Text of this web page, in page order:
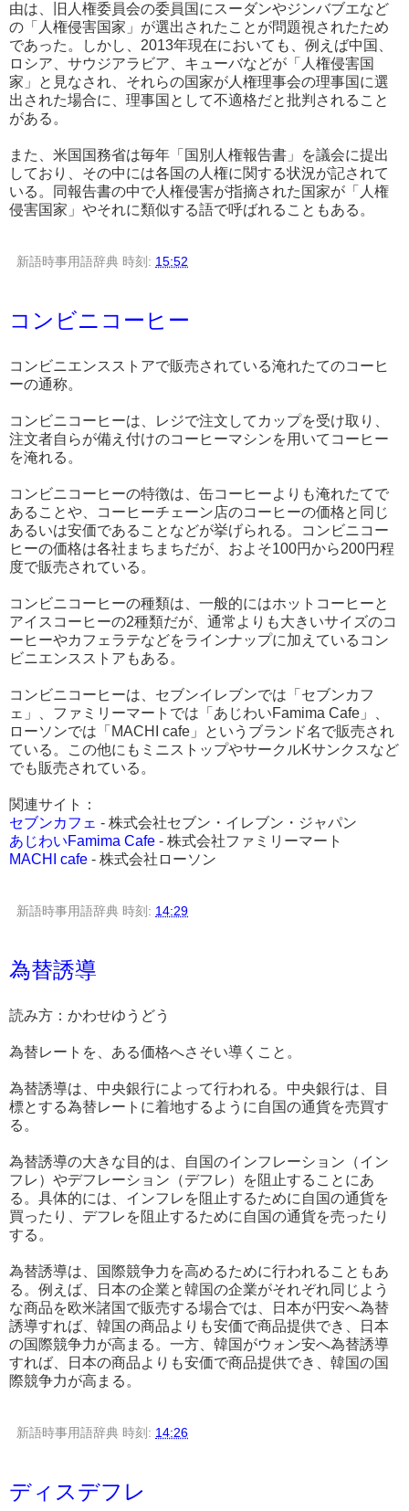
由は、旧人権委員会の委員国にスーダンやジンバブエなど
の「人権侵害国家」が選出されたことが問題視されたため
であった。しかし、2013年現在においても、例えば中国、
ロシア、サウジアラビア、キューバなどが「人権侵害国
家」と見なされ、それらの国家が人権理事会の理事国に選
出された場合に、理事国として不適格だと批判されること
がある。
また、米国国務省は毎年「国別人権報告書」を議会に提出
しており、その中には各国の人権に関する状況が記されて
いる。同報告書の中で人権侵害が指摘された国家が「人権
侵害国家」やそれに類似する語で呼ばれることもある。
新語時事用語辞典 時刻: 15:52
コンビニコーヒー
コンビニエンスストアで販売されている淹れたてのコーヒ
ーの通称。
コンビニコーヒーは、レジで注文してカップを受け取り、
注文者自らが備え付けのコーヒーマシンを用いてコーヒー
を淹れる。
コンビニコーヒーの特徴は、缶コーヒーよりも淹れたてで
あることや、コーヒーチェーン店のコーヒーの価格と同じ
あるいは安価であることなどが挙げられる。コンビニコー
ヒーの価格は各社まちまちだが、およそ100円から200円程
度で販売されている。
コンビニコーヒーの種類は、一般的にはホットコーヒーと
アイスコーヒーの2種類だが、通常よりも大きいサイズのコ
ーヒーやカフェラテなどをラインナップに加えているコン
ビニエンスストアもある。
コンビニコーヒーは、セブンイレブンでは「セブンカフ
ェ」、ファミリーマートでは「あじわいFamima Cafe」、
ローソンでは「MACHI cafe」というブランド名で販売され
ている。この他にもミニストップやサークルKサンクスなど
でも販売されている。
関連サイト：
セブンカフェ - 株式会社セブン・イレブン・ジャパン
あじわいFamima Cafe - 株式会社ファミリーマート
MACHI cafe - 株式会社ローソン
新語時事用語辞典 時刻: 14:29
為替誘導
読み方：かわせゆうどう
為替レートを、ある価格へさそい導くこと。
為替誘導は、中央銀行によって行われる。中央銀行は、目
標とする為替レートに着地するように自国の通貨を売買す
る。
為替誘導の大きな目的は、自国のインフレーション（イン
フレ）やデフレーション（デフレ）を阻止することにあ
る。具体的には、インフレを阻止するために自国の通貨を
買ったり、デフレを阻止するために自国の通貨を売ったり
する。
為替誘導は、国際競争力を高めるために行われることもあ
る。例えば、日本の企業と韓国の企業がそれぞれ同じよう
な商品を欧米諸国で販売する場合では、日本が円安へ為替
誘導すれば、韓国の商品よりも安価で商品提供でき、日本
の国際競争力が高まる。一方、韓国がウォン安へ為替誘導
すれば、日本の商品よりも安価で商品提供でき、韓国の国
際競争力が高まる。
新語時事用語辞典 時刻: 14:26
ディスデフレ